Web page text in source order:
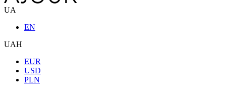
UA
EN
UAH
EUR
USD
PLN